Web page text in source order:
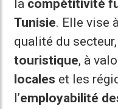
la compétitivité
Tunisie. Elle vise
qualité du
touristique, à
locales et les
l’employabilité